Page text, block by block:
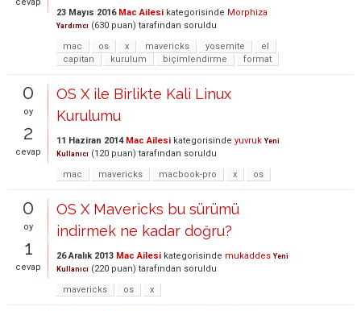
23 Mayıs 2016 Mac Ailesi kategorisinde Morphiza
Yardımcı (630 puan) tarafından soruldu
mac
os x mavericks yosemite
el
capitan
kurulum biçimlendirme format
0
oy
2
cevap
OS X ile Birlikte Kali Linux
Kurulumu
11 Haziran 2014 Mac Ailesi kategorisinde yuvruk Yeni
Kullanıcı (120 puan) tarafından soruldu
mac
mavericks macbook-pro x os
0
oy
1
cevap
OS X Mavericks bu sürümü
indirmek ne kadar doğru?
26 Aralık 2013 Mac Ailesi kategorisinde mukaddes Yeni
Kullanıcı (220 puan) tarafından soruldu
mavericks
os x